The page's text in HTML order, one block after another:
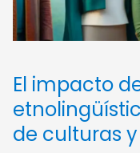
El impacto
de culturas